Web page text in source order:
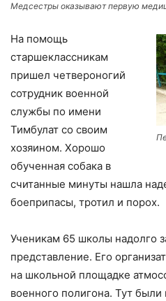
Медсестры оказывают первую
На помощь
старшеклассникам
пришел четвероногий
сотрудник военной
службы по имени
Тимбулат со своим
хозяином. Хорошо
обученная собака в
считанные минуты нашла
боеприпасы, тротил и порох.
Ученикам 65 школы надолго
представление. Его
на школьной площадке
военного полигона. Тут были